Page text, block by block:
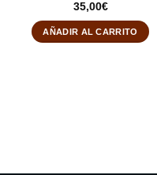
35,00€
AÑADIR AL CARRITO